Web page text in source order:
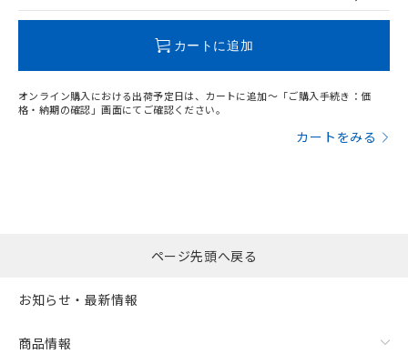
漏れ電流特性
カートに追加
オンライン購入における出荷予定日は、カートに追加～「ご購入手続き：価
格・納期の確認」画面にてご確認ください。
カートをみる
ページ先頭へ戻る
お知らせ・最新情報
商品情報